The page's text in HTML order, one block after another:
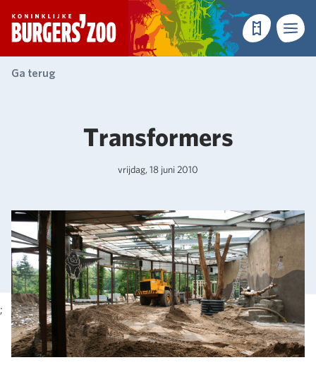
- Homepagina
TicketsMenu
Ga terug
;
Transformers
vrijdag, 18 juni 2010